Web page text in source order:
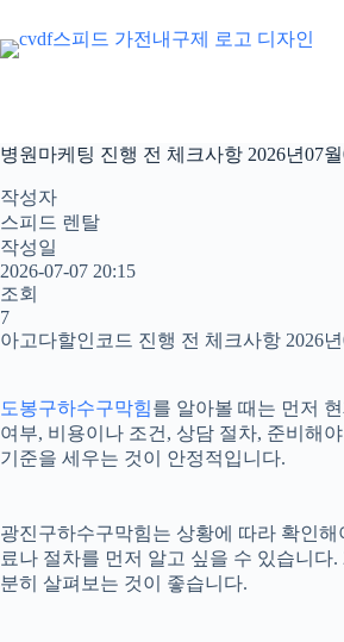
문
으
뛰
기
병원마케팅 진행 전 체크사항 2026년07
작성자
스피드 렌탈
작성일
2026-07-07 20:15
조회
7
아고다할인코드 진행 전 체크사항 2026
도봉구하수구막힘를 알아볼 때는 먼저
여부, 비용이나 조건, 상담 절차, 준비해
기준을 세우는 것이 안정적입니다.
광진구하수구막힘는 상황에 따라 확인
료나 절차를 먼저 알고 싶을 수 있습니
분히 살펴보는 것이 좋습니다.